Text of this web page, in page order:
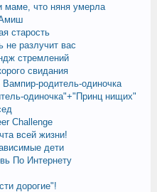
маме, что няня умерла
старость
не разлучит вас
стремлений
свидания
родитель-одиночка
одиночка"+"Принц нищих"
Challenge
всей жизни!
дети
По Интернету
дорогие"!